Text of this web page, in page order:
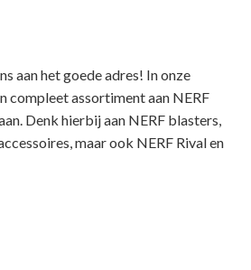
aan het goede adres! In onze
compleet assortimentaan NERF
Denk hierbij aan NERF blasters,
, maar ook NERF Rival en